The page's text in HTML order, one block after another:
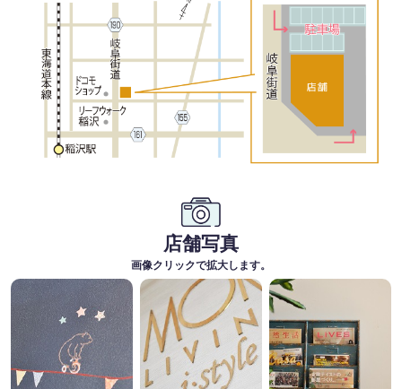
店舗写真
画像クリックで拡大します。